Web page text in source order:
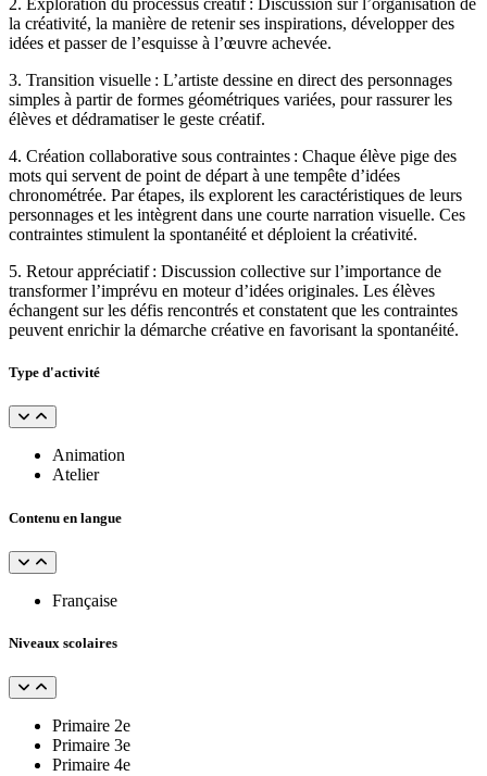
2. Exploration du processus créatif : Discussion sur l’organisation de
la créativité, la manière de retenir ses inspirations, développer des
idées et passer de l’esquisse à l’œuvre achevée.
3. Transition visuelle : L’artiste dessine en direct des personnages
simples à partir de formes géométriques variées, pour rassurer les
élèves et dédramatiser le geste créatif.
4. Création collaborative sous contraintes : Chaque élève pige des
mots qui servent de point de départ à une tempête d’idées
chronométrée. Par étapes, ils explorent les caractéristiques de leurs
personnages et les intègrent dans une courte narration visuelle. Ces
contraintes stimulent la spontanéité et déploient la créativité.
5. Retour appréciatif : Discussion collective sur l’importance de
transformer l’imprévu en moteur d’idées originales. Les élèves
échangent sur les défis rencontrés et constatent que les contraintes
peuvent enrichir la démarche créative en favorisant la spontanéité.
Type d'activité
Animation
Atelier
Contenu en langue
Française
Niveaux scolaires
Primaire 2e
Primaire 3e
Primaire 4e